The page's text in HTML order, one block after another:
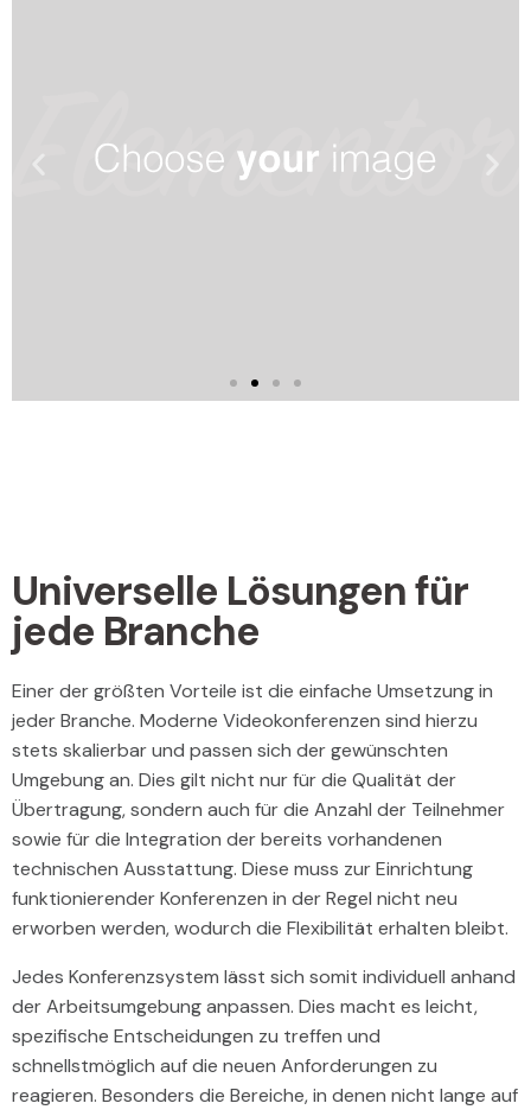
Universelle Lösungen für
jede Branche
Einer der größten Vorteile ist die einfache Umsetzung in
jeder Branche. Moderne Videokonferenzen sind hierzu
stets skalierbar und passen sich der gewünschten
Umgebung an. Dies gilt nicht nur für die Qualität der
Übertragung, sondern auch für die Anzahl der Teilnehmer
sowie für die Integration der bereits vorhandenen
technischen Ausstattung. Diese muss zur Einrichtung
funktionierender Konferenzen in der Regel nicht neu
erworben werden, wodurch die Flexibilität erhalten bleibt.
Jedes Konferenzsystem lässt sich somit individuell anhand
der Arbeitsumgebung anpassen. Dies macht es leicht,
spezifische Entscheidungen zu treffen und
schnellstmöglich auf die neuen Anforderungen zu
reagieren. Besonders die Bereiche, in denen nicht lange auf